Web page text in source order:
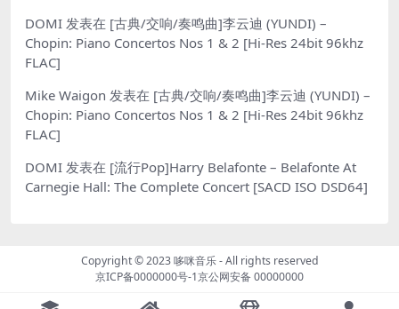
DOMI 发表在 [古典/交响/奏鸣曲]李云迪 (YUNDI) –
Chopin: Piano Concertos Nos 1 & 2 [Hi-Res 24bit 96khz
FLAC]
Mike Waigon 发表在 [古典/交响/奏鸣曲]李云迪 (YUNDI) –
Chopin: Piano Concertos Nos 1 & 2 [Hi-Res 24bit 96khz
FLAC]
DOMI 发表在 [流行Pop]Harry Belafonte – Belafonte At
Carnegie Hall: The Complete Concert [SACD ISO DSD64]
Copyright © 2023哆咪音乐- All rights reserved
京ICP备0000000号-1京公网安备 00000000